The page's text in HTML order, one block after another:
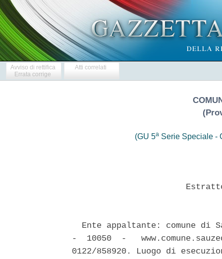
Avviso di rettifica
Errata corrige
Atti correlati
(GU 5a Serie Speciale -
Ente appaltante: comune di
-  10050  -
0122/858920. Luogo di